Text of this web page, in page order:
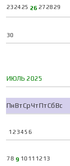
232425 26 272829
30
ИЮЛЬ 2025
ПнВтСрЧтПтСбВс
1 2 345 6
78 9 10 11 12 13